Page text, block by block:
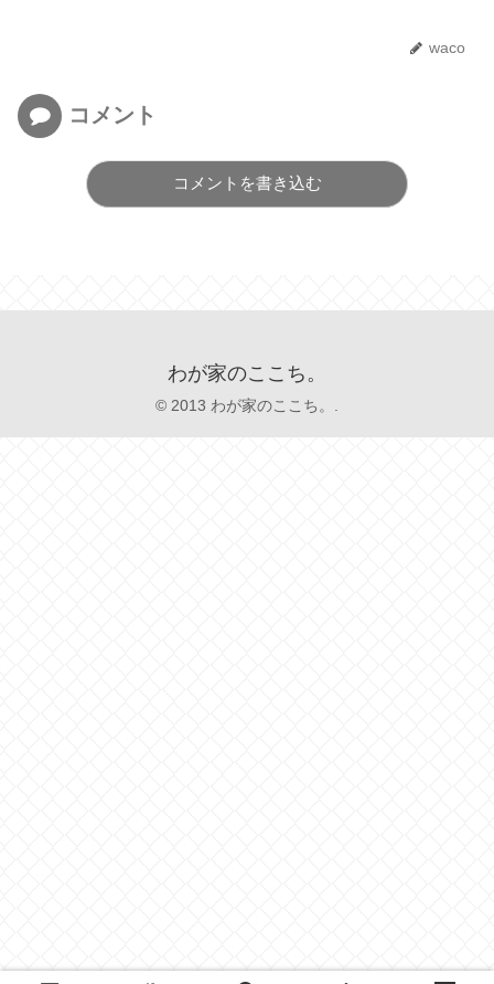
waco
コメント
コメントを書き込む
わが家のここち。
© 2013 わが家のここち。.